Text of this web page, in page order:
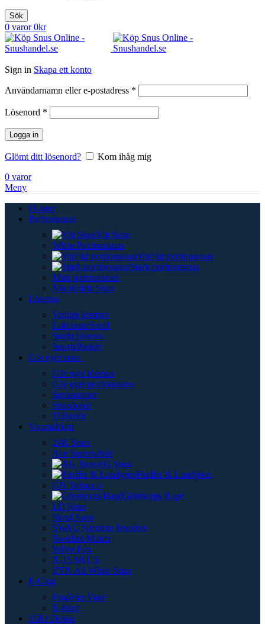
Sök
0 varor 0kr
Sign in Skapa ett konto
Användarnamn eller e-postadress *
Lösenord *
Logga in
Glömt ditt lösenord?
Kom ihåg mig
0 varor
Meny
i Lager
Portionssnus
Vitt Snus
White Portionssnus
Vanligt portionssnus
Stark portionssnus
Mini portionssnus
Nikotinfritt Snus
Lössnus
Vanligt lössnus
Luktsnus/Snuff
Starkt lössnus
Snustillbehör
Gör eget snus
Gör eget lössnus
Gör eget portionssnus
Snusaromer
Snusdosor
Tillbehör
Varumärken
24K Snus
Ace Superwhite
AG Snus
Fiedler & Lundgren
GN Tobacco
Göteborgs Rapé
LD Snus
Skruf Snus
SWAG Nicotine Pouches
Swedish Match
White Fox
X-15 SNUS
ZYN All White Snus
E-Cigg
Engångs Vape
E-Juice
15Kr Dosan